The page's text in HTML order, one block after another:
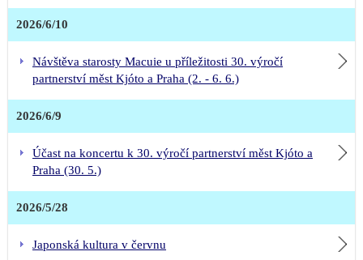
2026/6/10
Návštěva starosty Macuie u příležitosti 30. výročí
partnerství měst Kjóto a Praha (2. - 6. 6.)
2026/6/9
Účast na koncertu k 30. výročí partnerství měst Kjóto a
Praha (30. 5.)
2026/5/28
Japonská kultura v červnu